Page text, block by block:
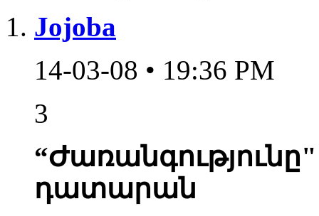
Jojoba
14-03-08 • 19:36 PM
3
դատարան